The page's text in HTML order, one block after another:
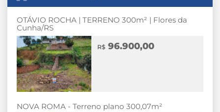
OTÁVIO ROCHA | TERRENO 300m² | Flores da
Cunha/RS
R$ 96.900,00
NOVA ROMA - Terreno plano 300,07m²